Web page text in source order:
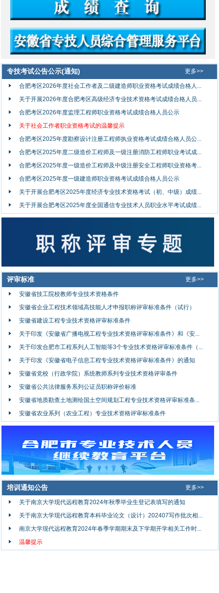
专技考试公告公示(通知) 更多>>
合肥考区2026年度社会工作者及二级建造师职业资格考试成绩合格人...
关于开展2026年度合肥考区高级经济专业技术资格考试成绩合格人员...
合肥考区2026年度监理工程师职业资格考试成绩合格人员公示
关于社会工作者职业资格考试的温馨提示
合肥考区2025年度勘察设计注册工程师执业资格考试成绩合格人员公...
合肥考区2025年度二级造价工程师及一级注册消防工程师职业考试成...
合肥考区2025年度一级造价工程师及中级注册安全工程师职业资格考...
合肥考区2025年度一级建造师职业资格考试成绩合格人员公示
关于开展合肥考区2025年度经济专业技术资格考试（初、中级）成绩...
关于开展合肥考区2025年度全国通信专业技术人员职业水平考试成绩...
评审标准 更多>>
安徽省技工院校教师专业技术资格条件
安徽省企业工程技术领域高技能人才申报职称评审标准条件（试行）
安徽省建设工程专业技术资格评审标准条件
关于印发《安徽省广播电视工程专业技术资格评审标准条件》和《安...
关于印发合肥市工程系列人工智能等3个专业技术资格评审标准条件（...
关于印发《安徽省电子信息工程专业技术资格评审标准条件》的通知
安徽省党校（行政学院）系统教师系列专业技术资格评审条件
安徽省公共法律服务系列公证员职称评价标准
安徽省地质勘查土地测绘国土空间规划工程专业技术资格评审标准条...
安徽省农业系列（农业工程）专业技术资格评审标准条件
培训通知公告 更多>>
关于南京大学现代远程教育2024年秋季毕业生登记表填写的通知
关于南京大学现代远程教育本科毕业论文（设计）202407写作批次相...
南京大学现代远程教育2024年春季学期期末及下学期开学相关工作时...
温馨提示